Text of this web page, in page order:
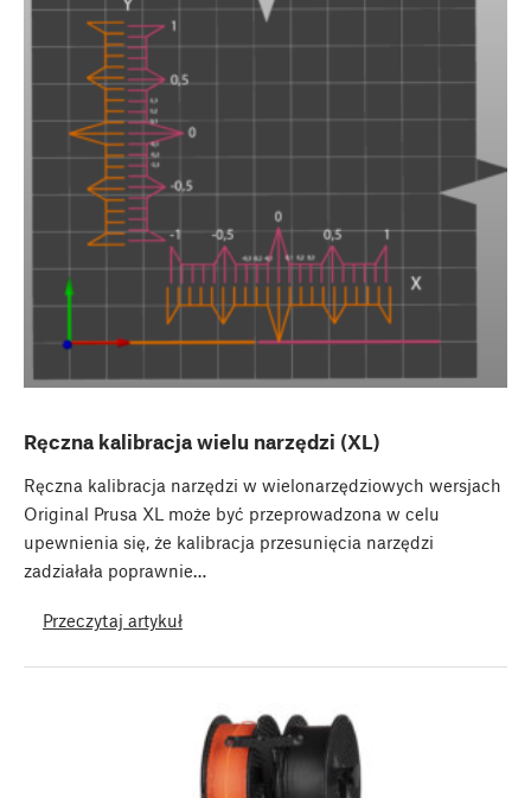
Ręczna kalibracja wielu narzędzi (XL)
Ręczna kalibracja narzędzi w wielonarzędziowych wersjach
Original Prusa XL może być przeprowadzona w celu
upewnienia się, że kalibracja przesunięcia narzędzi
zadziałała poprawnie…
Przeczytaj artykuł